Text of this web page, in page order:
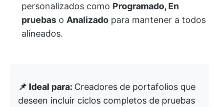
personalizados como Programado, En
pruebas o Analizado para mantener a todos
alineados.
📌 Ideal para: Creadores de portafolios que
deseen incluir ciclos completos de pruebas